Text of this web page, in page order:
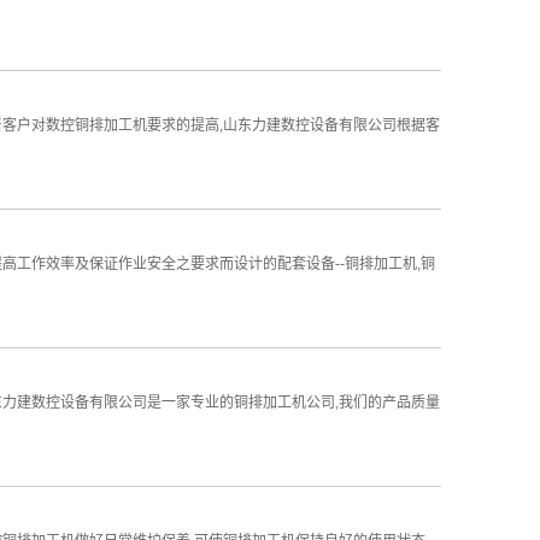
户对数控铜排加工机要求的提高,山东力建数控设备有限公司根据客
工作效率及保证作业安全之要求而设计的配套设备--铜排加工机,铜
建数控设备有限公司是一家专业的铜排加工机公司,我们的产品质量